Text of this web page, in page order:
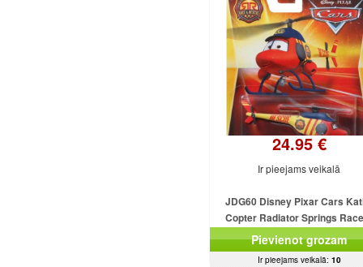
24.95 €
Ir pieejams veikalā
JDG60 Disney Pixar Cars
Copter Radiator Springs
Rescue MATTEL
Pievienot grozam
Ir pieejams veikalā: 10